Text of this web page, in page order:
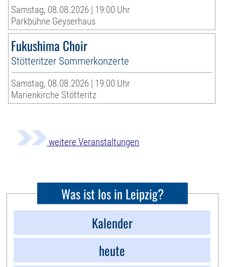
Samstag, 08.08.2026 | 19:00 Uhr
Parkbühne Geyserhaus
Fukushima Choir
Stötteritzer Sommerkonzerte
Samstag, 08.08.2026 | 19:00 Uhr
Marienkirche Stötteritz
weitere Veranstaltungen
Was ist los in Leipzig?
Kalender
heute